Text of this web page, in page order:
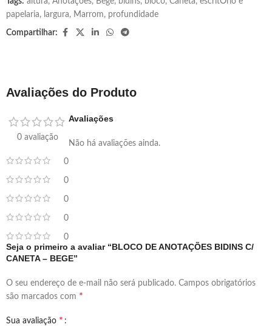
papelaria, largura, Marrom, profundidade
Compartilhar:
Avaliações do Produto
0 avaliação
0
0
0
0
0
Avaliações
Não há avaliações ainda.
Seja o primeiro a avaliar “BLOCO DE ANOTAÇÕES BIDINS C/
CANETA – BEGE”
O seu endereço de e-mail não será publicado. Campos obrigatórios
são marcados com *
Sua avaliação *